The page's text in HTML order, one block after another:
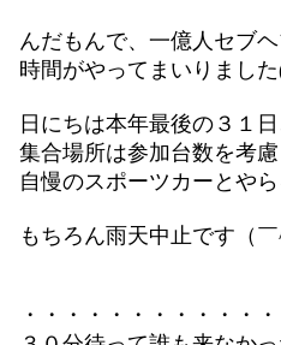
んだもんで、一億人セブ
時間がやってまいりまし
日にちは本年最後の３１
集合場所は参加台数を考
自慢のスポーツカーとや
もちろん雨天中止です（￣
・・・・・・・・・・・